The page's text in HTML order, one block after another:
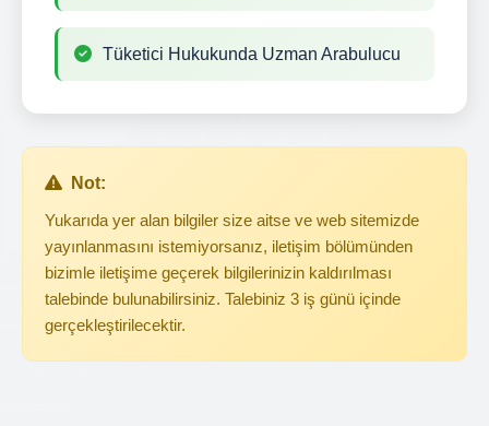
Tüketici Hukukunda Uzman Arabulucu
Not:
Yukarıda yer alan bilgiler size aitse ve web sitemizde
yayınlanmasını istemiyorsanız, iletişim bölümünden
bizimle iletişime geçerek bilgilerinizin kaldırılması
talebinde bulunabilirsiniz. Talebiniz 3 iş günü içinde
gerçekleştirilecektir.